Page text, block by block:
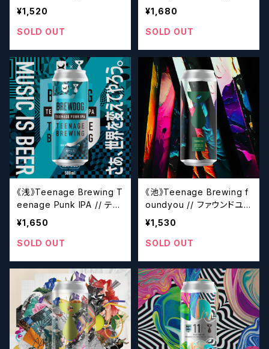
マンティック【クラフトビー
ル】
¥1,520
SOLD OUT
ーンエイジパンクアイピー
エー【クラフトビール】
¥1,680
SOLD OUT
《浅》Teenage Brewing T
eenage Punk IPA // ティ
ーンエイジパンクアイピー
エー【クラフトビール】
¥1,650
SOLD OUT
《池》Teenage Brewing f
oundyou // ファウンドユ
ー【クラフトビール】
¥1,530
SOLD OUT